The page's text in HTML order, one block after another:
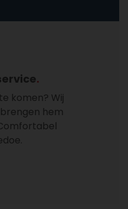
komen? Wij
hem